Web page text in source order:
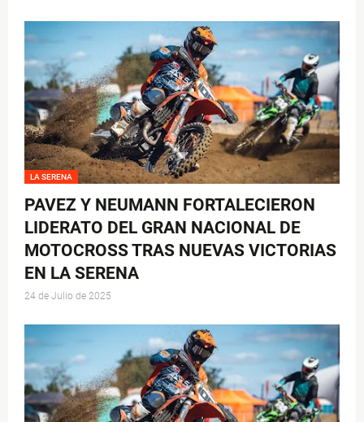
LA SERENA
PAVEZ Y NEUMANN FORTALECIERON
LIDERATO DEL GRAN NACIONAL DE
MOTOCROSS TRAS NUEVAS VICTORIAS
EN LA SERENA
24 de Julio de 2025